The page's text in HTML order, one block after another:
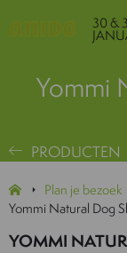
30 &
Yommi
PRODUCTEN
Plan je bezoek
Yommi Natural Dog
YOMMI